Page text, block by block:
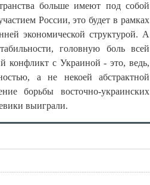
больше имеют под собой
России, это будет в рамках
экономической структурой. А
головную боль всей
конфликт с Украиной - это, ведь,
а не некоей абстрактной
борьбы восточно-украинских
выиграли.